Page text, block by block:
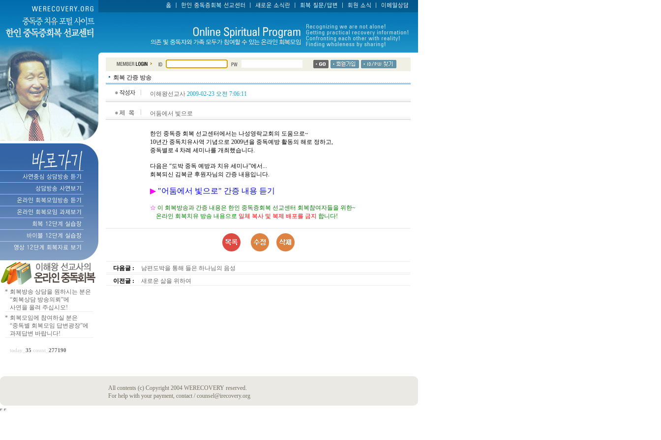
* 회복방송 상담을 원하시는 분은
“회복상담 방송의뢰”에
사연을 올려 주십시오!
* 회복모임에 참여하실 분은
“중독별 회복모임 답변광장”에
과제답변 바랍니다!
today_ 35 count_ 277190
회복 간증 방송
이해왕선교사 2009-02-23 오전 7:06:11
어둠에서 빛으로
한인 중독증 회복 선교센터에서는 나성영락교회의 도움으로~
10년간 중독치유사역 기념으로 2009년을 중독예방 활동의 해로 정하고,
중독별로 4 차례 세미나를 개최했습니다.
다음은 “도박 중독 예방과 치유 세미나”에서...
회복되신 김복균 후원자님의 간증 내용입니다.
▶ "어둠에서 빛으로" 간증 내용 듣기
☆ 이 회복방송과 간증 내용은 한인 중독증회복 선교센터 회복참여자들을 위한~
온라인 회복치유 방송 내용으로 일체 복사 및 복제 배포를 금지 합니다!
다음글 :
남편도박을 통해 들은 하나님의 음성
이전글 :
새로운 삶을 위하여
All contents (c) Copyright 2004 WERECOVERY reserved.
For help with your payment, contact / counsel@irecovery.org